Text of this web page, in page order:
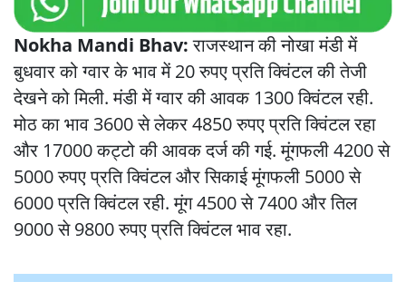
Nokha Mandi Bhav:राजस्थान की नोखा मंडी में
बुधवार को ग्वार के भाव में 20 रुपए प्रति क्विंटल की तेजी
देखने को मिली. मंडी में ग्वार की आवक 1300 क्विंटल रही.
मोठ का भाव 3600 से लेकर 4850 रुपए प्रति क्विंटल रहा
और 17000 कट्टो की आवक दर्ज की गई. मूंगफली 4200 से
5000 रुपए प्रति क्विंटल और सिकाई मूंगफली 5000 से
6000 प्रति क्विंटल रही. मूंग 4500 से 7400 और तिल
9000 से 9800 रुपए प्रति क्विंटल भाव रहा.